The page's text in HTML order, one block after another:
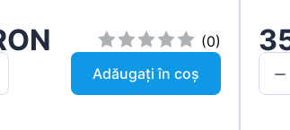
(0)
Adăugați în coș